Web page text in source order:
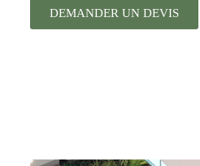
DEMANDER UN DEVIS